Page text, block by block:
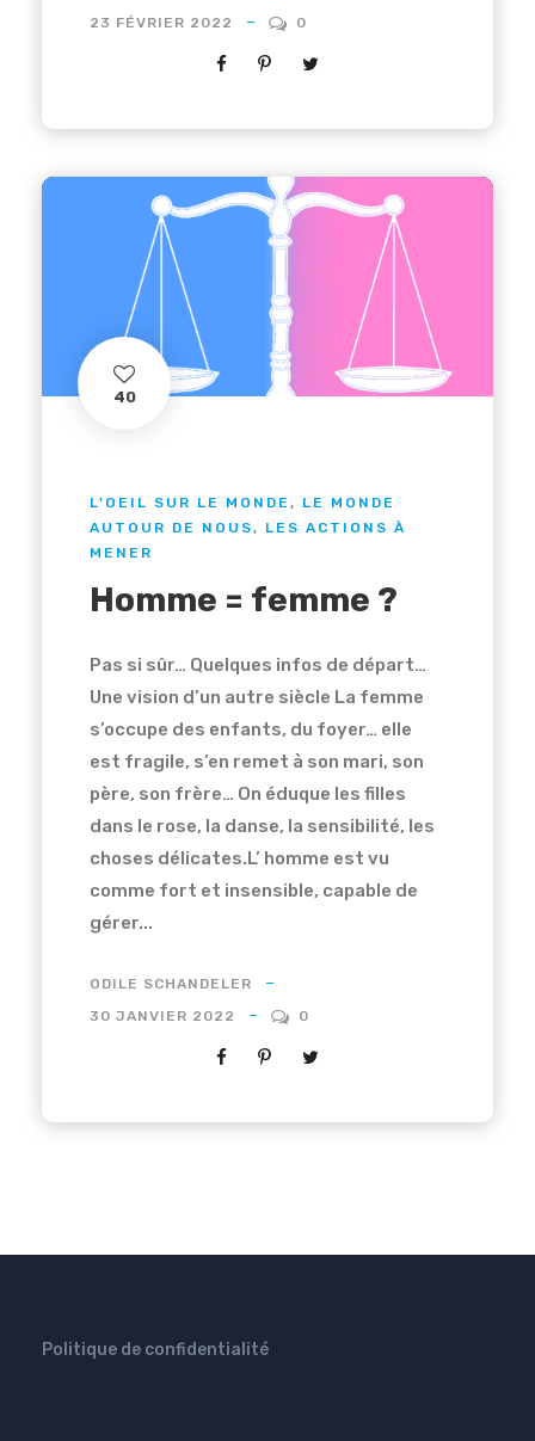
23 FÉVRIER 2022
0
40
L'OEIL SUR LE MONDE , LE MONDE
AUTOUR DE NOUS , LES ACTIONS À
MENER
Homme = femme ?
Pas si sûr… Quelques infos de départ…
Une vision d’un autre siècle La femme
s’occupe des enfants, du foyer… elle
est fragile, s’en remet à son mari, son
père, son frère… On éduque les filles
dans le rose, la danse, la sensibilité, les
choses délicates.L’ homme est vu
comme fort et insensible, capable de
gérer...
ODILE SCHANDELER
30 JANVIER 2022
0
Politique de confidentialité